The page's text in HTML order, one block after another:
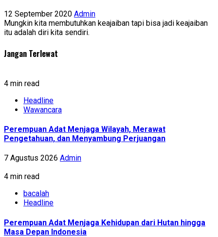
12 September 2020 Admin
Mungkin kita membutuhkan keajaiban tapi bisa jadi keajaiban
itu adalah diri kita sendiri.
Jangan Terlewat
4 min read
Headline
Wawancara
Perempuan Adat Menjaga Wilayah, Merawat
Pengetahuan, dan Menyambung Perjuangan
7 Agustus 2026 Admin
4 min read
bacalah
Headline
Perempuan Adat Menjaga Kehidupan dari Hutan hingga
Masa Depan Indonesia